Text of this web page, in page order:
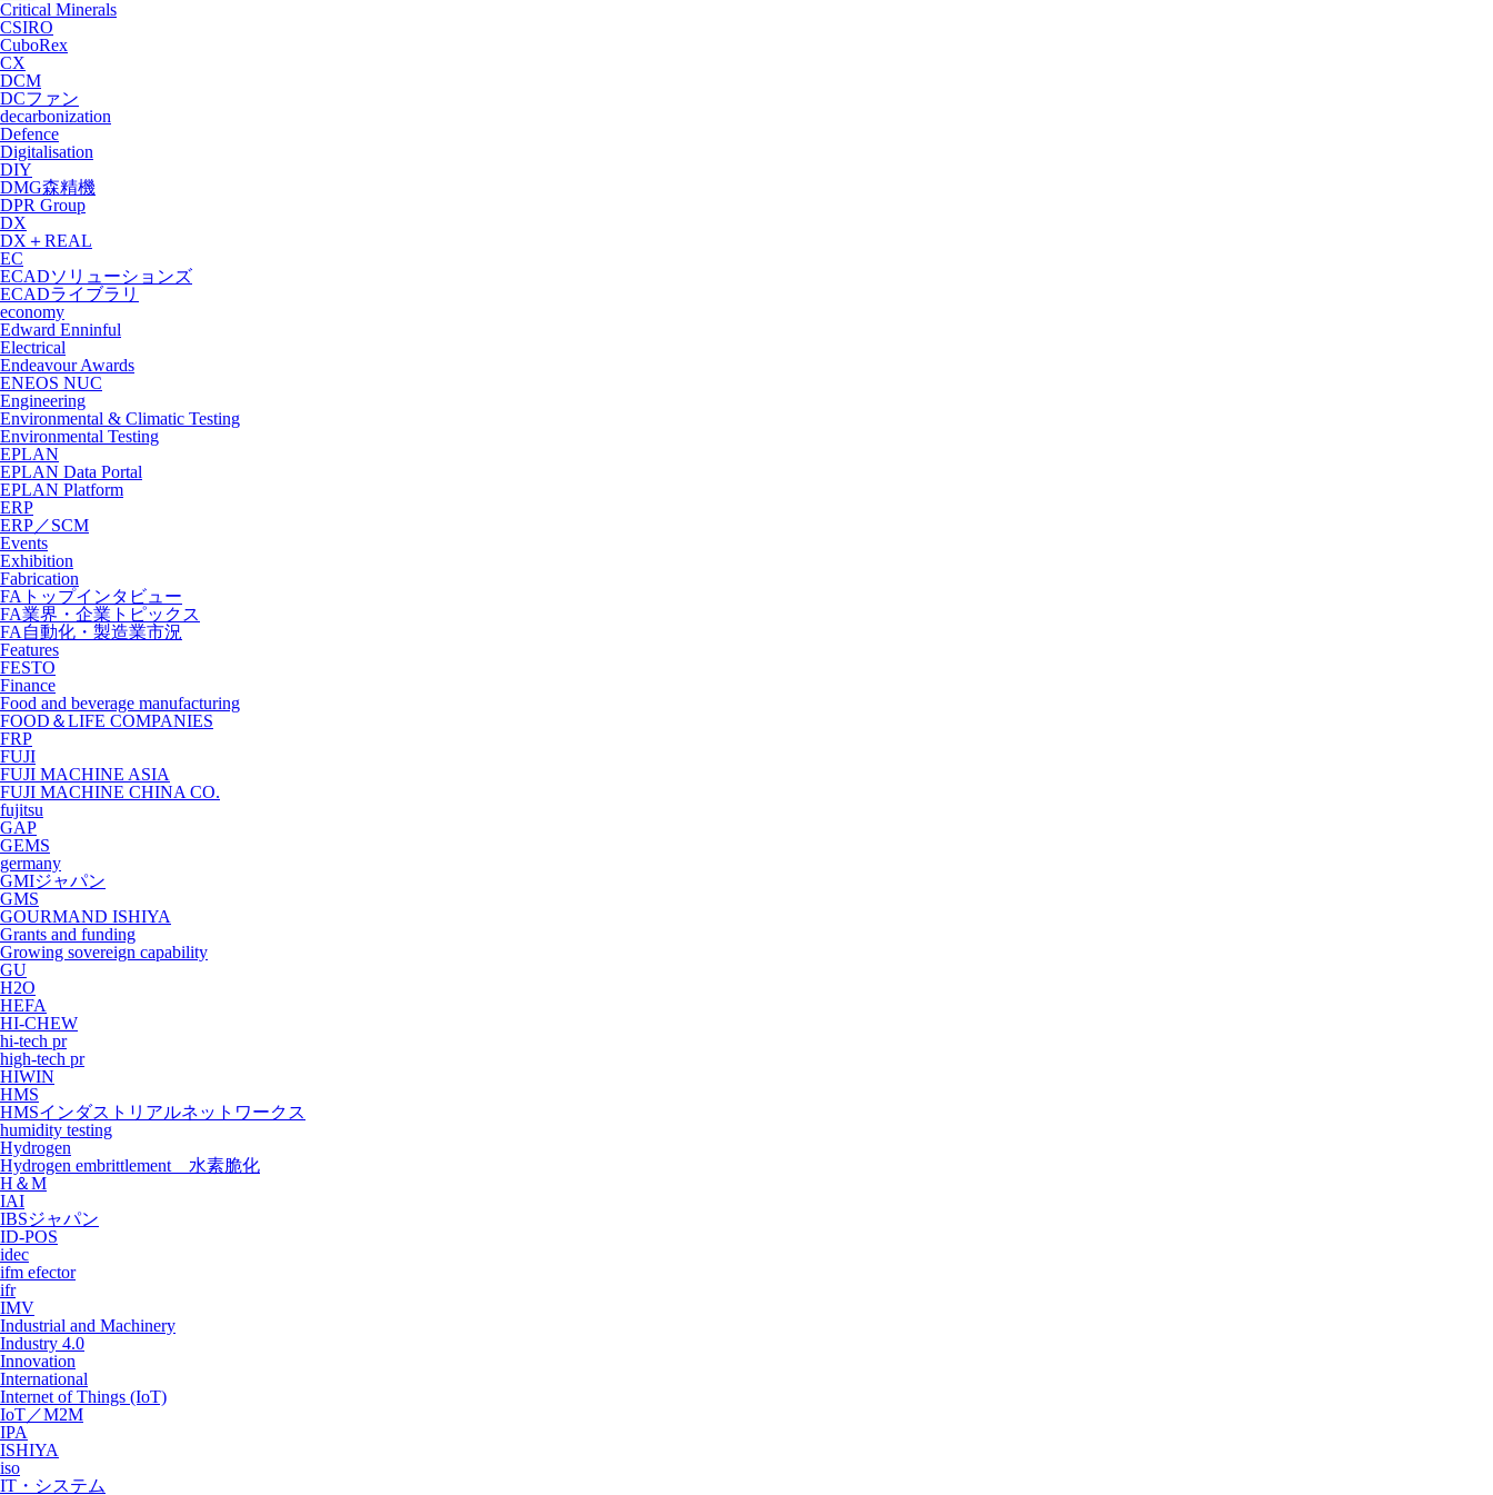
Critical Minerals
CSIRO
CuboRex
CX
DCM
DCファン
decarbonization
Defence
Digitalisation
DIY
DMG森精機
DPR Group
DX
DX＋REAL
EC
ECADソリューションズ
ECADライブラリ
economy
Edward Enninful
Electrical
Endeavour Awards
ENEOS NUC
Engineering
Environmental & Climatic Testing
Environmental Testing
EPLAN
EPLAN Data Portal
EPLAN Platform
ERP
ERP／SCM
Events
Exhibition
Fabrication
FAトップインタビュー
FA業界・企業トピックス
FA自動化・製造業市況
Features
FESTO
Finance
Food and beverage manufacturing
FOOD＆LIFE COMPANIES
FRP
FUJI
FUJI MACHINE ASIA
FUJI MACHINE CHINA CO.
fujitsu
GAP
GEMS
germany
GMIジャパン
GMS
GOURMAND ISHIYA
Grants and funding
Growing sovereign capability
GU
H2O
HEFA
HI-CHEW
hi-tech pr
high-tech pr
HIWIN
HMS
HMSインダストリアルネットワークス
humidity testing
Hydrogen
Hydrogen embrittlement 水素脆化
H＆M
IAI
IBSジャパン
ID-POS
idec
ifm efector
ifr
IMV
Industrial and Machinery
Industry 4.0
Innovation
International
Internet of Things (IoT)
IoT／M2M
IPA
ISHIYA
iso
IT・システム